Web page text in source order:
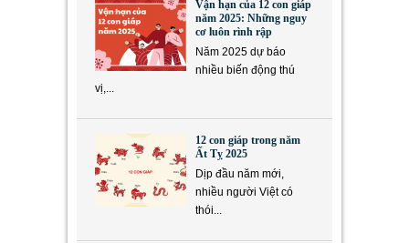
Vận hạn của 12 con giáp
năm 2025: Những nguy
cơ luôn rình rập
Năm 2025 dự báo
nhiều biến động thú
vị,...
12 con giáp trong năm
Ất Tỵ 2025
Dịp đầu năm mới,
nhiều người Việt có
thói...